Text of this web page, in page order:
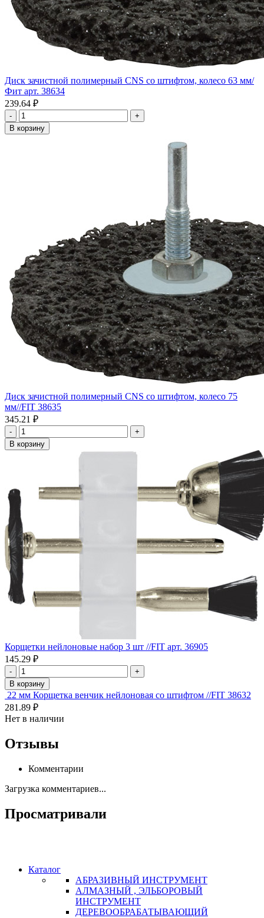
Диск зачистной полимерный CNS со штифтом, колесо 63 мм/
Фит арт. 38634
239.64 ₽
-
+
В корзину
Диск зачистной полимерный CNS со штифтом, колесо 75
мм//FIT 38635
345.21 ₽
-
+
В корзину
Корщетки нейлоновые набор 3 шт //FIT арт. 36905
145.29 ₽
-
+
В корзину
22 мм Корщетка венчик нейлоновая со штифтом //FIT 38632
281.89 ₽
Нет в наличии
Отзывы
Комментарии
Загрузка комментариев...
Просматривали
Каталог
АБРАЗИВНЫЙ ИНСТРУМЕНТ
АЛМАЗНЫЙ , ЭЛЬБОРОВЫЙ
ИНСТРУМЕНТ
ДЕРЕВООБРАБАТЫВАЮЩИЙ